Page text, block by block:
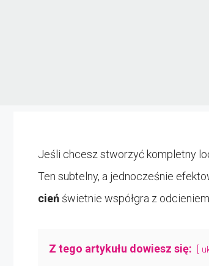
Jeśli chcesz stworzyć kompletny
Ten subtelny, a jednocześnie
cień świetnie współgra z
Z tego artykułu dowiesz się: